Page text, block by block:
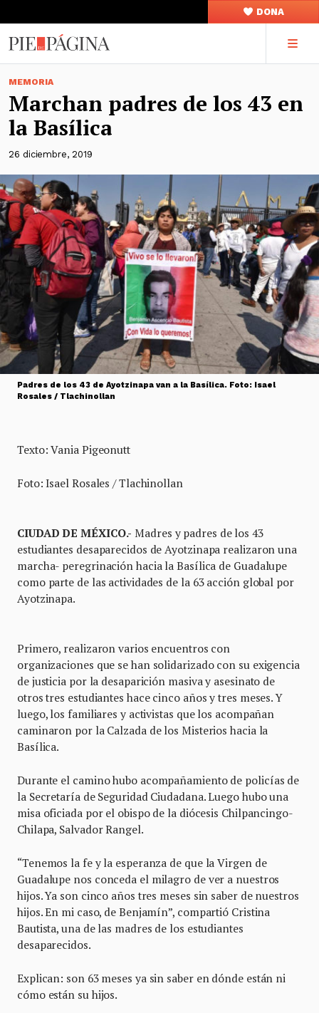
DONA
MEMORIA
Marchan padres de los 43 en
la Basílica
26 diciembre, 2019
Padres de los 43 de Ayotzinapa van a la Basílica. Foto: Isael
Rosales / Tlachinollan
Texto: Vania Pigeonutt
Foto: Isael Rosales / Tlachinollan
CIUDAD DE MÉXICO.- Madres y padres de los 43
estudiantes desaparecidos de Ayotzinapa realizaron una
marcha- peregrinación hacia la Basílica de Guadalupe
como parte de las actividades de la 63 acción global por
Ayotzinapa.
Primero, realizaron varios encuentros con
organizaciones que se han solidarizado con su exigencia
de justicia por la desaparición masiva y asesinato de
otros tres estudiantes hace cinco años y tres meses. Y
luego, los familiares y activistas que los acompañan
caminaron por la Calzada de los Misterios hacia la
Basílica.
Durante el camino hubo acompañamiento de policías de
la Secretaría de Seguridad Ciudadana. Luego hubo una
misa oficiada por el obispo de la diócesis Chilpancingo-
Chilapa, Salvador Rangel.
“Tenemos la fe y la esperanza de que la Virgen de
Guadalupe nos conceda el milagro de ver a nuestros
hijos. Ya son cinco años tres meses sin saber de nuestros
hijos. En mi caso, de Benjamín”, compartió Cristina
Bautista, una de las madres de los estudiantes
desaparecidos.
Explican: son 63 meses ya sin saber en dónde están ni
cómo están su hijos.